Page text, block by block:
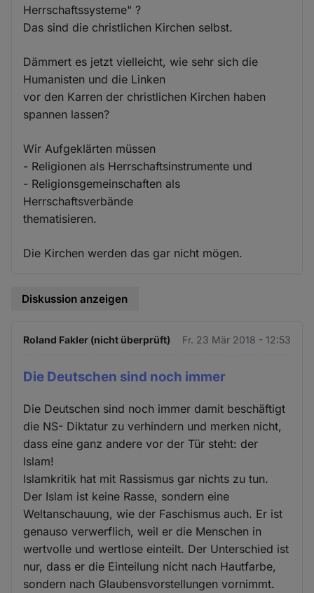
Herrschaftssysteme" ?
Das sind die christlichen Kirchen selbst.
Dämmert es jetzt vielleicht, wie sehr sich die
Humanisten und die Linken
vor den Karren der christlichen Kirchen haben
spannen lassen?
Wir Aufgeklärten müssen
- Religionen als Herrschaftsinstrumente und
- Religionsgemeinschaften als
Herrschaftsverbände
thematisieren.
Die Kirchen werden das gar nicht mögen.
Diskussion anzeigen
Roland Fakler (nicht überprüft) Fr. 23 Mär 2018 - 12:53
Die Deutschen sind noch immer
Die Deutschen sind noch immer damit beschäftigt
die NS- Diktatur zu verhindern und merken nicht,
dass eine ganz andere vor der Tür steht: der
Islam!
Islamkritik hat mit Rassismus gar nichts zu tun.
Der Islam ist keine Rasse, sondern eine
Weltanschauung, wie der Faschismus auch. Er ist
genauso verwerflich, weil er die Menschen in
wertvolle und wertlose einteilt. Der Unterschied ist
nur, dass er die Einteilung nicht nach Hautfarbe,
sondern nach Glaubensvorstellungen vornimmt.